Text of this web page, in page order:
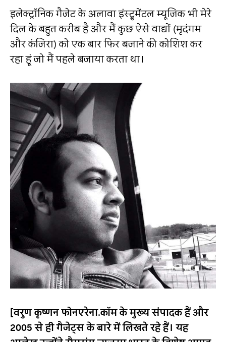
इलेक्ट्रॉनिक गैजेट के अलावा इंस्ट्रूमेंटल म्यूजिक भी मेरे
दिल के बहुत करीब है और मैं कुछ ऐसे वाद्यों (मृदंगम
और कंजिरा) को एक बार फिर बजाने की कोशिश कर
रहा हूं जो मैं पहले बजाया करता था।
[वरुण कृष्णन फोनएरेना.कॉम के मुख्य संपादक हैं और
2005 से ही गैजेट्स के बारे में लिखते रहे हैं। यह